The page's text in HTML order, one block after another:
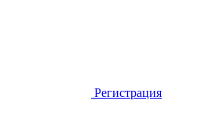
Регистрация